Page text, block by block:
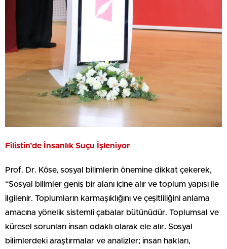
Filistin’de İnsanlık Suçu İşleniyor
Prof. Dr. Köse, sosyal bilimlerin önemine dikkat çekerek,
“Sosyal bilimler geniş bir alanı içine alır ve toplum yapısı ile
ilgilenir. Toplumların karmaşıklığını ve çeşitliliğini anlama
amacına yönelik sistemli çabalar bütünüdür. Toplumsal ve
küresel sorunları insan odaklı olarak ele alır. Sosyal
bilimlerdeki araştırmalar ve analizler; insan hakları,